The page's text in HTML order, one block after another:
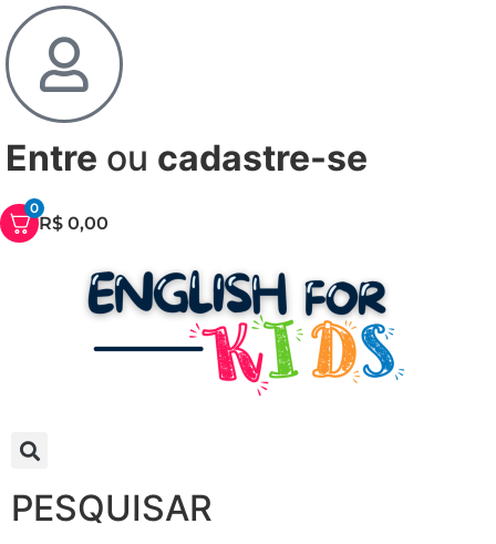
Entre ou cadastre-se
0
R$ 0,00
PESQUISAR